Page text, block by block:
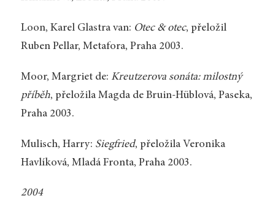
Loon, Karel Glastra van: Otec & otec, přeložil
Ruben Pellar, Metafora, Praha 2003.
Moor, Margriet de: Kreutzerova sonáta: milostný
příběh, přeložila Magda de Bruin-Hüblová, Paseka,
Praha 2003.
Mulisch, Harry: Siegfried, přeložila Veronika
Havlíková, Mladá Fronta, Praha 2003.
2004